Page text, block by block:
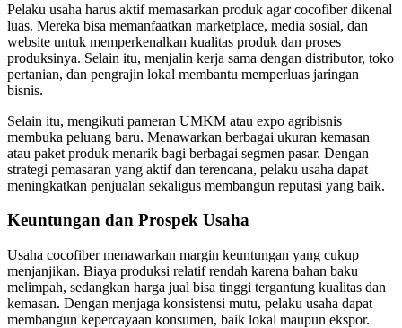
Pelaku usaha harus aktif memasarkan produk agar cocofiber dikenal
luas. Mereka bisa memanfaatkan marketplace, media sosial, dan
website untuk memperkenalkan kualitas produk dan proses
produksinya. Selain itu, menjalin kerja sama dengan distributor, toko
pertanian, dan pengrajin lokal membantu memperluas jaringan
bisnis.
Selain itu, mengikuti pameran UMKM atau expo agribisnis
membuka peluang baru. Menawarkan berbagai ukuran kemasan
atau paket produk menarik bagi berbagai segmen pasar. Dengan
strategi pemasaran yang aktif dan terencana, pelaku usaha dapat
meningkatkan penjualan sekaligus membangun reputasi yang baik.
Keuntungan dan Prospek Usaha
Usaha cocofiber menawarkan margin keuntungan yang cukup
menjanjikan. Biaya produksi relatif rendah karena bahan baku
melimpah, sedangkan harga jual bisa tinggi tergantung kualitas dan
kemasan. Dengan menjaga konsistensi mutu, pelaku usaha dapat
membangun kepercayaan konsumen, baik lokal maupun ekspor.